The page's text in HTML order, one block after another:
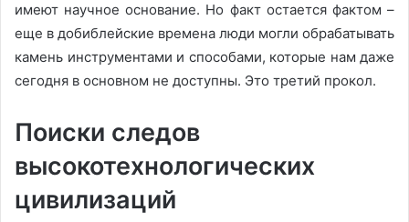
имеют научное основание. Но факт остается фактом –
еще в добиблейские времена люди могли обрабатывать
камень инструментами и способами, которые нам даже
сегодня в основном не доступны. Это третий прокол.
Поиски следов
высокотехнологических
цивилизаций